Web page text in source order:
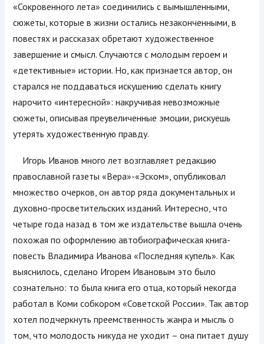
«Сокровенного лета» соединились с вымышленными,
сюжеты, которые в жизни остались незаконченными, в
повестях и рассказах обретают художественное
завершение и смысл. Случаются с молодым героем и
«детективные» истории. Но, как признается автор, он
старался не поддаваться искушению сделать книгу
нарочито «интересной»: накручивая невозможные
сюжеты, описывая преувеличенные эмоции, рискуешь
утерять художественную правду.
Игорь Иванов много лет возглавляет редакцию
православной газеты «Вера»-«Эском», опубликовал
множество очерков, он автор ряда документальных и
духовно-просветительских изданий. Интересно, что
четыре года назад в том же издательстве вышла очень
похожая по оформлению автобиографическая книга-
повесть Владимира Иванова «Последняя купель». Как
выяснилось, сделано Игорем Ивановым это было
сознательно: то была книга его отца, который некогда
работал в Коми собкором «Советской России». Так автор
хотел подчеркнуть преемственность жанра и мысль о
том, что молодость никуда не уходит – она питает душу